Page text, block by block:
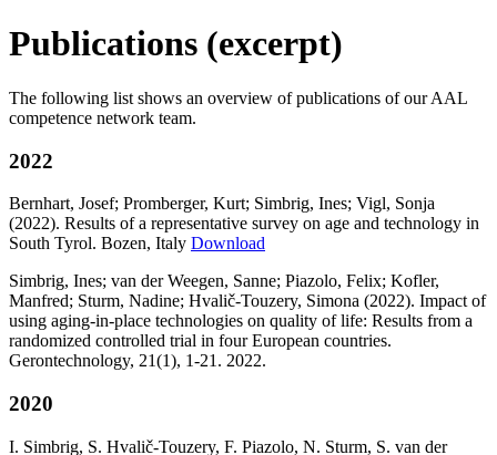
Publications (excerpt)
The following list shows an overview of publications of our AAL
competence network team.
2022
Bernhart, Josef; Promberger, Kurt; Simbrig, Ines; Vigl, Sonja
(2022). Results of a representative survey on age and technology in
South Tyrol. Bozen, Italy Download
Simbrig, Ines; van der Weegen, Sanne; Piazolo, Felix; Kofler,
Manfred; Sturm, Nadine; Hvalič-Touzery, Simona (2022). Impact of
using aging-in-place technologies on quality of life: Results from a
randomized controlled trial in four European countries.
Gerontechnology, 21(1), 1-21. 2022.
2020
I. Simbrig, S. Hvalič-Touzery, F. Piazolo, N. Sturm, S. van der